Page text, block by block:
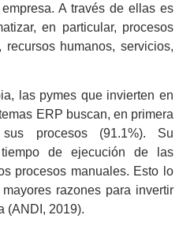
A través de ellas es
en particular, procesos
humanos, servicios,
las pymes que invierten en
ERP buscan, en primera
sus procesos (91.1%). Su
de ejecución de las
procesos manuales. Esto lo
razones para invertir
(ANDI, 2019).